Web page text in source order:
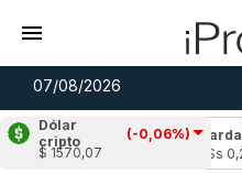
07/08/2026
Dólar
cripto
(-0,06%)
$ 1570,07
(-1,14%)
Cardano
u$s 0,20